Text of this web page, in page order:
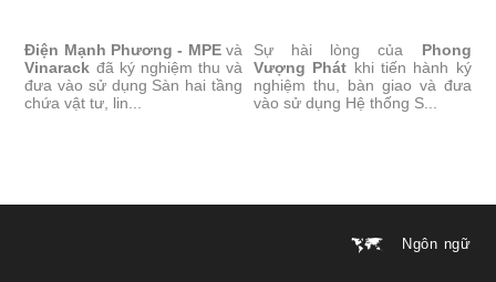
TẦNG-ĐIỆN MẠNH PHƯƠNG
Điện Mạnh Phương - MPEvà
Vinarack đã ký nghiệm thu và
đưa vào sử dụng Sàn hai tầng
chứa vật tư, lin...
PHONG VƯỢNG PHÁT
Sự hài lòng của Phong
Vượng Phát khi tiến hành ký
nghiệm thu, bàn giao và đưa
vào sử dụng Hệ thống S...
Ngôn ngữ